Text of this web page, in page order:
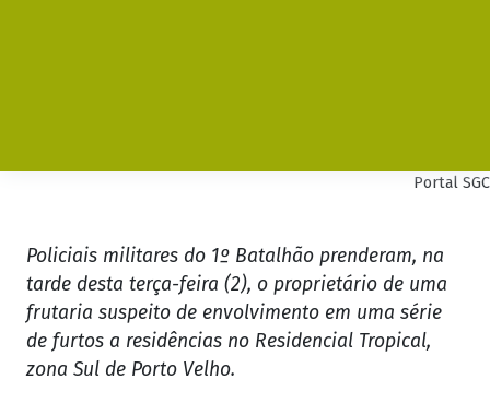
Portal SGC
Policiais militares do 1º Batalhão prenderam, na
tarde desta terça-feira (2), o proprietário de uma
frutaria suspeito de envolvimento em uma série
de furtos a residências no Residencial Tropical,
zona Sul de Porto Velho.